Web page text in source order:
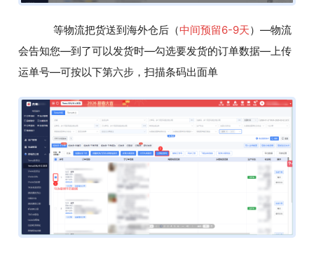
等物流把货送到海外仓后（中间预留6-9天）—物流
会告知您—到了可以发货时—勾选要发货的订单数据—上传
运单号—可按以下第六步，扫描条码出面单